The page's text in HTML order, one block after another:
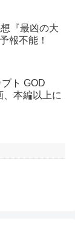
『最凶の大
報不能！
ブト GOD
本編以上に